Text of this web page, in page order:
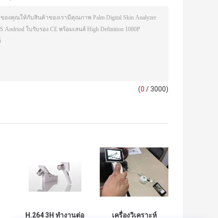
(0 / 3000)
H.264 3H ทำงานต่อ เครื่องวิเคราะห์